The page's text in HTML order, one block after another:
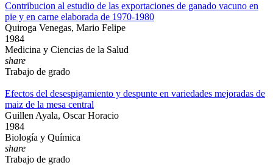
Contribucion al estudio de las exportaciones de ganado vacuno en
pie y en carne elaborada de 1970-1980
Quiroga Venegas, Mario Felipe
1984
Medicina y Ciencias de la Salud
share
Trabajo de grado
Efectos del desespigamiento y despunte en variedades mejoradas de
maiz de la mesa central
Guillen Ayala, Oscar Horacio
1984
Biología y Química
share
Trabajo de grado